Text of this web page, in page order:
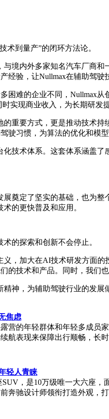
术到量产”的闭环方法论。
境内外多家知名汽车厂商
经验，让Nullmax在辅助驾驶
困难的企业不同，Nullmax
实现商业收入，为长期研发
重要方式，更是推动技术
驶习惯，为算法的优化和模
技术体系。这套体系涵盖
奠定了坚实的基础，也为
的更快普及和应用。
的探索和创新不会停止。
，加大在AI技术研发方面
的技术和产品。同时，我们
神，为辅助驾驶行业的发展
焦虑
营的年轻群体和年轻多成
航表现来保障出行顺畅，长
轻人青睐
，是10万级唯一大六座
奔驰设计师领衔打造外观，